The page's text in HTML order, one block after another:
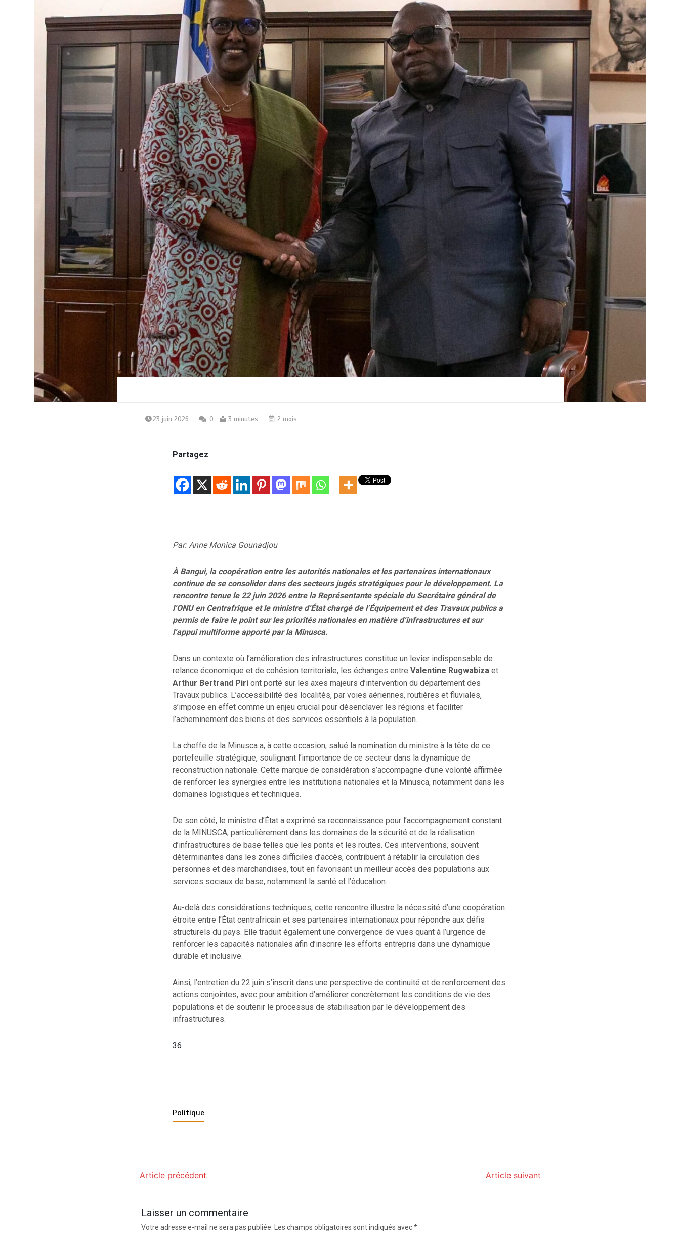
23 juin 2026 0 3 minutes 2 mois
Partagez
Par: Anne Monica Gounadjou
À Bangui, la coopération entre les autorités nationales et les partenaires internationaux
continue de se consolider dans des secteurs jugés stratégiques pour le développement. La
rencontre tenue le 22 juin 2026 entre la Représentante spéciale du Secrétaire général de
l’ONU en Centrafrique et le ministre d’État chargé de l’Équipement et des Travaux publics a
permis de faire le point sur les priorités nationales en matière d’infrastructures et sur
l’appui multiforme apporté par la Minusca.
Dans un contexte où l’amélioration des infrastructures constitue un levier indispensable de
relance économique et de cohésion territoriale, les échanges entre Valentine Rugwabizaet
Arthur Bertrand Piriont porté sur les axes majeurs d’intervention du département des
Travaux publics. L’accessibilité des localités, par voies aériennes, routières et fluviales,
s’impose en effet comme un enjeu crucial pour désenclaver les régions et faciliter
l’acheminement des biens et des services essentiels à la population.
La cheffe de la Minusca a, à cette occasion, salué la nomination du ministre à la tête de ce
portefeuille stratégique, soulignant l’importance de ce secteur dans la dynamique de
reconstruction nationale. Cette marque de considération s’accompagne d’une volonté affirmée
de renforcer les synergies entre les institutions nationales et la Minusca, notamment dans les
domaines logistiques et techniques.
De son côté, le ministre d’État a exprimé sa reconnaissance pour l’accompagnement constant
de la MINUSCA, particulièrement dans les domaines de la sécurité et de la réalisation
d’infrastructures de base telles que les ponts et les routes. Ces interventions, souvent
déterminantes dans les zones difficiles d’accès, contribuent à rétablir la circulation des
personnes et des marchandises, tout en favorisant un meilleur accès des populations aux
services sociaux de base, notamment la santé et l’éducation.
Au-delà des considérations techniques, cette rencontre illustre la nécessité d’une coopération
étroite entre l’État centrafricain et ses partenaires internationaux pour répondre aux défis
structurels du pays. Elle traduit également une convergence de vues quant à l’urgence de
renforcer les capacités nationales afin d’inscrire les efforts entrepris dans une dynamique
durable et inclusive.
Ainsi, l’entretien du 22 juin s’inscrit dans une perspective de continuité et de renforcement des
actions conjointes, avec pour ambition d’améliorer concrètement les conditions de vie des
populations et de soutenir le processus de stabilisation par le développement des
infrastructures.
36
Politique
Article précédent Article suivant
Laisser un commentaire
Votre adresse e-mail ne sera pas publiée. Les champs obligatoires sont indiqués avec*